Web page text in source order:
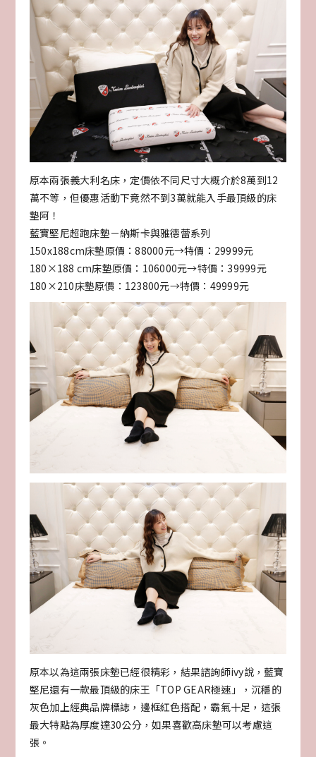
原本兩張義大利名床，定價依不同尺寸大概介於8萬到12
萬不等，但優惠活動下竟然不到3萬就能入手最頂級的床
墊阿！
藍寶堅尼超跑床墊－納斯卡與雅德蕾系列
150x188cm床墊原價：88000元→特價：29999元
180×188 cm床墊原價：106000元→特價：39999元
180×210床墊原價：123800元→特價：49999元
原本以為這兩張床墊已經很精彩，結果諮詢師ivy說，藍寶
堅尼還有一款最頂級的床王「TOP GEAR極速」，沉穩的
灰色加上經典品牌標誌，邊框紅色搭配，霸氣十足，這張
最大特點為厚度達30公分，如果喜歡高床墊可以考慮這
張。